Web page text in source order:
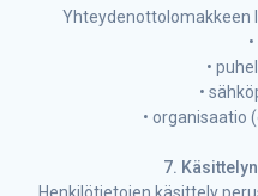
Yhteydenottolomakkeen
•
•
• organisaatio
7.
Henkilötietojen käsittely